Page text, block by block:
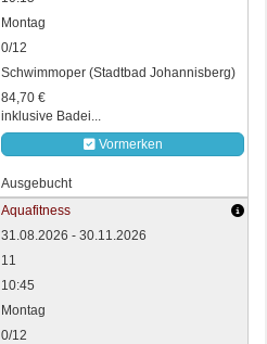
Montag
0/12
Schwimmoper (Stadtbad Johannisberg)
84,70 €
inklusive Badei...
Vormerken
Ausgebucht
Aquafitness
31.08.2026 - 30.11.2026
11
10:45
Montag
0/12